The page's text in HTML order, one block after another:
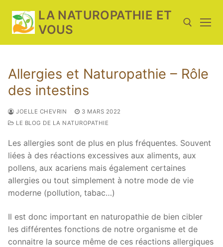
contenu
LA NATUROPATHIE ET
VOUS
Allergies et Naturopathie – Rôle
des intestins
JOELLE CHEVRIN
3 MARS 2022
LE BLOG DE LA NATUROPATHIE
Les allergies sont de plus en plus fréquentes. Souvent
liées à des réactions excessives aux aliments, aux
pollens, aux acariens mais également certaines
allergies ou tout simplement à notre mode de vie
moderne (pollution, tabac…)
Il est donc important en naturopathie de bien cibler
les différentes fonctions de notre organisme et de
connaitre la source même de ces réactions allergiques